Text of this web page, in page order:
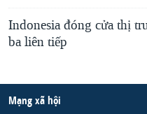
Indonesia đóng cửa thị
ba liên tiếp
Mạng xã hội